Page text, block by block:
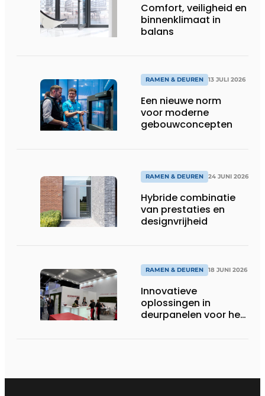
Comfort, veiligheid en
binnenklimaat in
balans
RAMEN & DEUREN 13 JULI 2026
Een nieuwe norm
voor moderne
gebouwconcepten
RAMEN & DEUREN 24 JUNI 2026
Hybride combinatie
van prestaties en
designvrijheid
RAMEN & DEUREN 18 JUNI 2026
Innovatieve
oplossingen in
deurpanelen voor het